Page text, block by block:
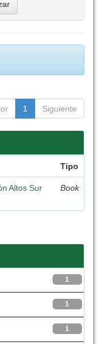
1 Siguiente
Tipo
Altos Sur
Book
1
1
1